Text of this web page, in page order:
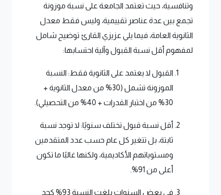
وتنافسية، حيث تعتمد الجامعة على نسبة موزونة
تجمع بين عدة عناصر تقييمية، وليس فقط معدل
الثانوية العامة، فيما يلي عزيزي القارئ توضيح شامل
لمفهوم أقل نسبة القبول وآلية احتسابها:
القبول لا يعتمد على الثانوية فقط: النسبة
الموزونة تشمل (30% من معدل الثانوية +
30% من اختبار القدرات + 40% من التحصيلي).
أقل نسبة قبول تختلف سنويًا: لا توجد نسبة
ثابتة، بل تتغير كل عام حسب عدد المتقدمين
ومستوياتهم الأكاديمية، ولكنها غالبًا ما تكون
أعلى من 91%.
في بعض السنوات بلغت النسبة 93% كحد